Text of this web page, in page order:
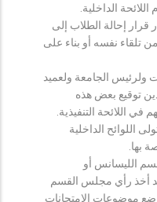
الداخلية.
قرار إحالة الطلاب إلى
تلقاء نفسه أو بناء على
ولرئيس الجامعة ولعميد
توقيع بعض هذه
في اللائحة التنفيذية.
اللوائح الداخلية
بها.
الليسانس أو
أخذ رأي مجلس القسم
موضوعات الامتحانات